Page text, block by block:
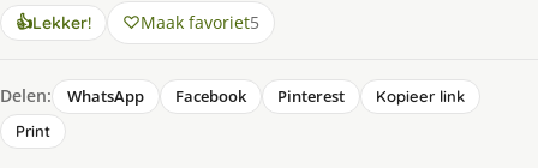
👍Lekker! Maak favoriet5
Delen: WhatsApp Facebook Pinterest
Kopieer link
Print